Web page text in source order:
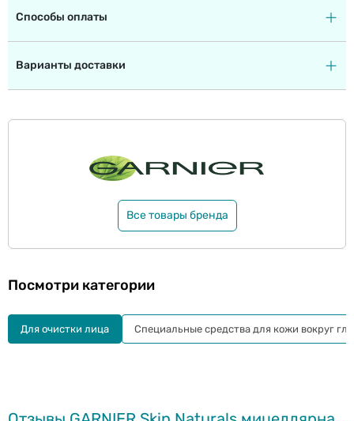
Способы оплаты
Варианты доставки
Все товары бренда
Посмотри категории
Для очистки лица Специальные средства для кожи вокруг